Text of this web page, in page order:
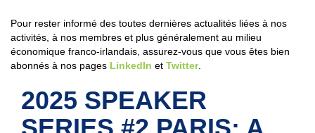
Pour rester informé des toutes dernières actualités liées à nos
activités, à nos membres et plus généralement au milieu
économique franco-irlandais, assurez-vous que vous êtes bien
abonnés à nos pages LinkedIn et Twitter.
2025 SPEAKER